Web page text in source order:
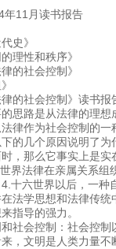
年11月读书报告
史》
的理性和秩序》
律的社会控制》
律的社会控制》读书报
思路是从法律的理
律作为社会控制的
下的几个原因说明了
，那么它事实上是
界法律在亲属关系
十六世界以后，一种
法学思想和法律传
指导的强力。
社会控制：社会控制
，文明是人类力量